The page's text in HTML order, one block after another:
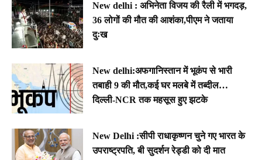
New delhi : अभिनेता विजय की रैली में भगदड़,
36 लोगों की मौत की आशंका,पीएम ने जताया
दुःख
New delhi:अफगानिस्तान में भूकंप से भारी
तबाही 9 की मौत,कई घर मलबे में तब्दील…
दिल्ली-NCR तक महसूस हुए झटके
New Delhi :सीपी राधाकृष्णन चुने गए भारत के
उपराष्ट्रपति, बी सुदर्शन रेड्डी को दी मात